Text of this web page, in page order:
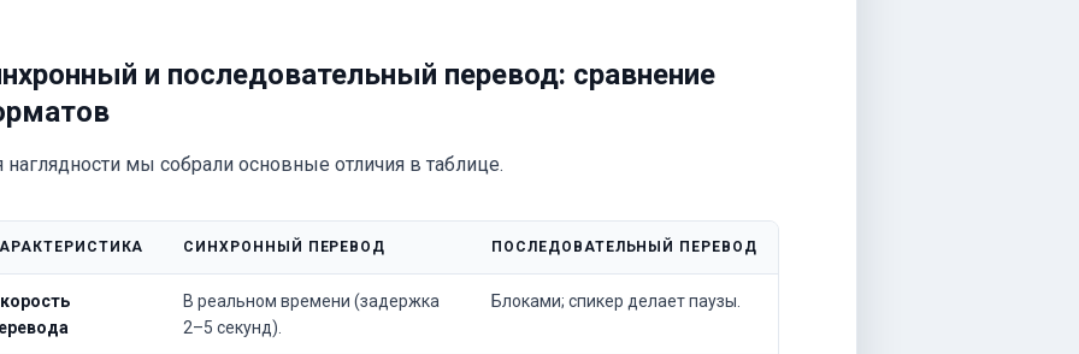
и последовательный перевод: сравнение
наглядности мы собрали основные отличия в таблице.
СИНХРОННЫЙ ПЕРЕВОД ПОСЛЕДОВАТЕЛЬНЫЙ ПЕРЕВОД
В реальном времени (задержка
2–5 секунд).
Блоками; спикер делает паузы.